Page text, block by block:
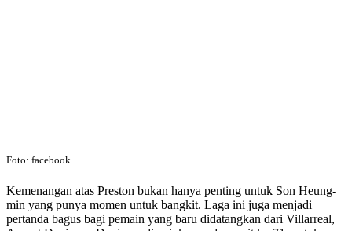
Foto: facebook
Kemenangan atas Preston bukan hanya penting untuk Son Heung-
min yang punya momen untuk bangkit. Laga ini juga menjadi
pertanda bagus bagi pemain yang baru didatangkan dari Villarreal,